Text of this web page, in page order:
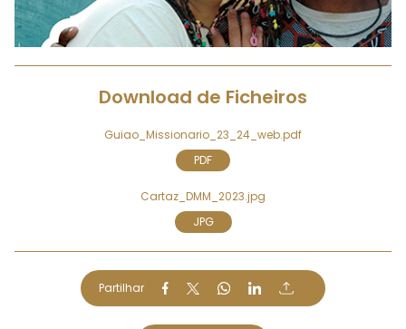
Download de Ficheiros
Guiao_Missionario_23_24_web.pdf
PDF
Cartaz_DMM_2023.jpg
JPG
Partilhar